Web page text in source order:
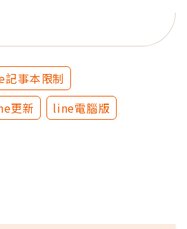
記事本限制
更新 line電腦版